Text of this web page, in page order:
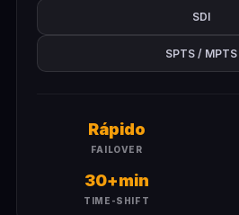
SDI
SPTS / MPTS
Rápido
FAILOVER
30+min
TIME-SHIFT